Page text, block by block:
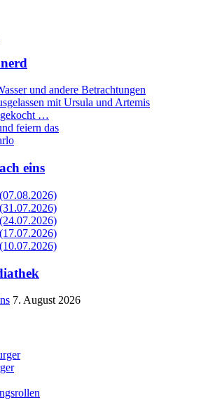
und andere Betrachtungen
mit Ursula und Artemis
…
feiern das
eins
7. August 2026